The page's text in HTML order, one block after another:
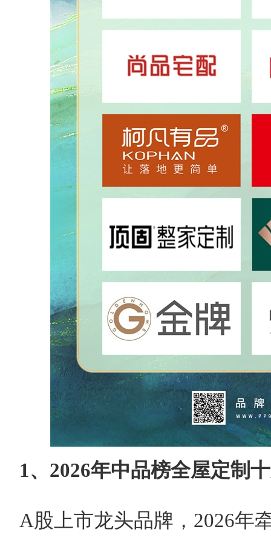
1、2026年中品榜全屋定制
A股上市龙头品牌，2026年